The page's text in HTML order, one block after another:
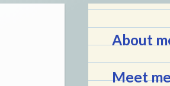
About
Meet